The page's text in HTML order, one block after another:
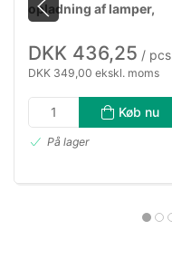
opladning af lamper,
enkelt
DKK 436,25 / pcs
DKK 349,00 ekskl. moms
Køb nu
På lager